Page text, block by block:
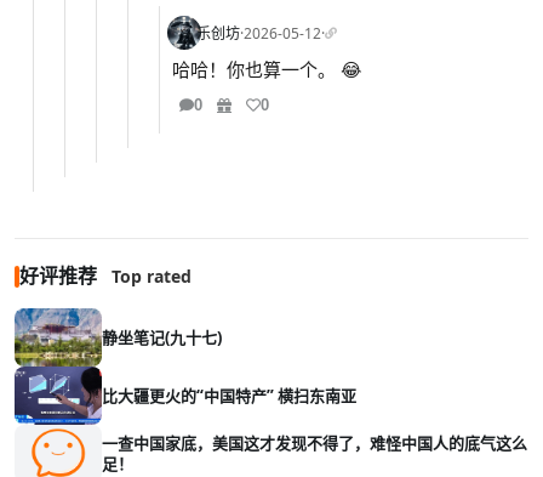
乐创坊·2026-05-12·
哈哈！你也算一个。 😂
0 0
好评推荐 Top rated
静坐笔记(九十七)
比大疆更火的“中国特产” 横扫东南亚
一查中国家底，美国这才发现不得了，难怪中国人的底气这么
足！